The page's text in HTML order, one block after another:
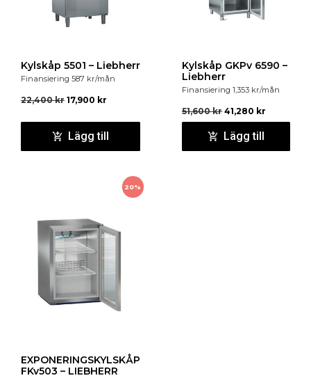
Kylskåp 5501 – Liebherr
Finansiering 587 kr/mån
22,400kr 17,900 kr
Lägg till
Kylskåp GKPv 6590 –
Liebherr
Finansiering 1,353 kr/mån
51,600kr 41,280 kr
Lägg till
20%
EXPONERINGSKYLSKÅP
FKv503 – LIEBHERR